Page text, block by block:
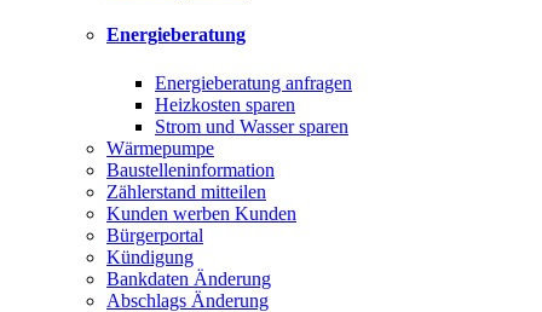
Energieberatung
Energieberatung anfragen
Heizkosten sparen
Strom und Wasser sparen
Wärmepumpe
Baustelleninformation
Zählerstand mitteilen
Kunden werben Kunden
Bürgerportal
Kündigung
Bankdaten Änderung
Abschlags Änderung